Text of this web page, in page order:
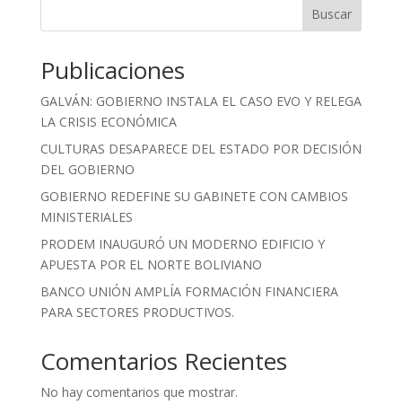
Buscar
Publicaciones
GALVÁN: GOBIERNO INSTALA EL CASO EVO Y RELEGA
LA CRISIS ECONÓMICA
CULTURAS DESAPARECE DEL ESTADO POR DECISIÓN
DEL GOBIERNO
GOBIERNO REDEFINE SU GABINETE CON CAMBIOS
MINISTERIALES
PRODEM INAUGURÓ UN MODERNO EDIFICIO Y
APUESTA POR EL NORTE BOLIVIANO
BANCO UNIÓN AMPLÍA FORMACIÓN FINANCIERA
PARA SECTORES PRODUCTIVOS.
Comentarios Recientes
No hay comentarios que mostrar.